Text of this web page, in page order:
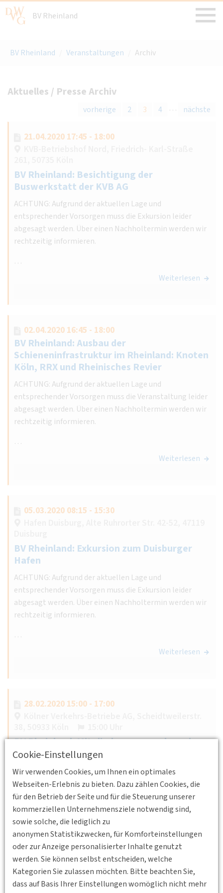
Cookie-Einstellungen
Wir verwenden Cookies, um Ihnen ein optimales
Webseiten-Erlebnis zu bieten. Dazu zählen Cookies, die
für den Betrieb der Seite und für die Steuerung unserer
kommerziellen Unternehmensziele notwendig sind,
sowie solche, die lediglich zu
anonymen Statistikzwecken, für Komforteinstellungen
oder zur Anzeige personalisierter Inhalte genutzt
werden. Sie können selbst entscheiden, welche
Kategorien Sie zulassen möchten. Bitte beachten Sie,
dass auf Basis Ihrer Einstellungen womöglich nicht mehr
BV Rheinland
BV Rheinland Veranstaltungen Archiv
Aktuelles / Presse Archiv
vorherige 2 3 4 … nächste
21.04.2020 17:45 - 18:00
BV Rheinland: Besichtigung der
Buswerkstatt der KVB AG
ACHTUNG: Aufgrund der aktuellen Lage und
entsprechender Vorsorgen muss die Exkursion leider
abgesagt werden. Über einen Nachholtermin werden wir
rechtzeitig informieren.
…
Weiterlesen
02.04.2020 16:45 - 18:00
BV Rheinland: Ausbau der
Schieneninfrastruktur im Rheinland: Knoten
Köln, RRX und Rheinisches Revier
ACHTUNG: Aufgrund der aktuellen Lage und
entsprechender Vorsorgen muss die Veranstaltung leider
abgesagt werden. Über einen Nachholtermin werden wir
rechtzeitig informieren.
…
Weiterlesen
05.03.2020 08:15 - 15:30
BV Rheinland: Exkursion zum Duisburger
Hafen
ACHTUNG: Aufgrund der aktuellen Lage und
entsprechender Vorsorgen muss die Exkursion leider
abgesagt werden. Über einen Nachholtermin werden wir
rechtzeitig informieren.
…
Weiterlesen
28.02.2020 15:00 - 17:00
BV Rheinland: Mitgliederversammlung der
DVWG Rheinland
Ordentliche Mitgliederversammlung der DVWG Rheinland
2020
Weiterlesen
25.11.2019 18:00 - 19:30
Ort: IHK Köln (Unter Sachsenhausen 10-26, 50667
Köln)